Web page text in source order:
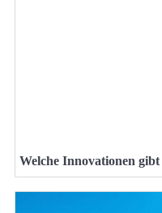
Welche Innovationen